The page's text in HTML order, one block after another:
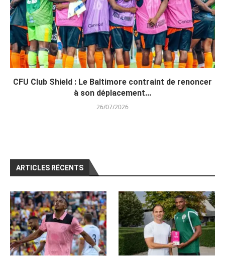
CFU Club Shield : Le Baltimore contraint de renoncer
à son déplacement...
26/07/2026
ARTICLES RÉCENTS